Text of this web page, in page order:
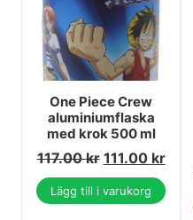
One Piece Crew
aluminiumflaska
med krok 500 ml
117.00kr 111.00 kr
Lägg till i varukorg